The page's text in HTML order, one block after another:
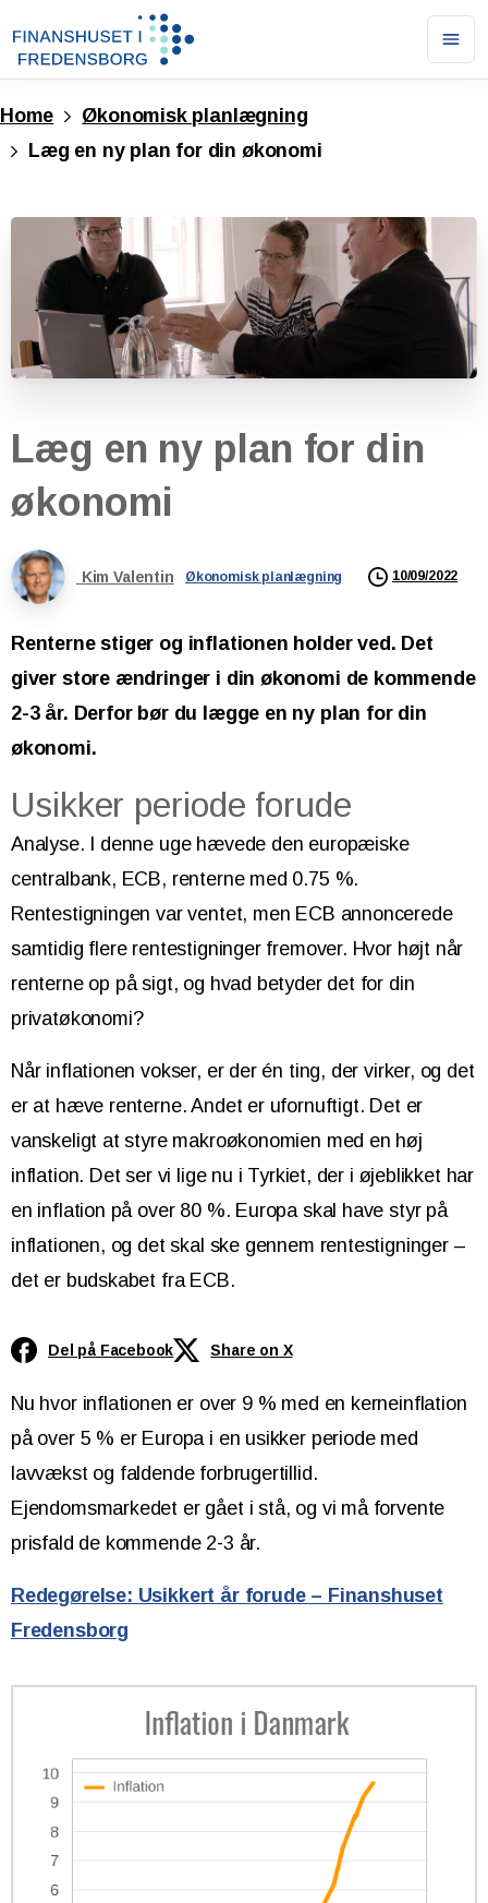
Home
Økonomisk planlægning
Læg en ny plan for din økonomi
Læg en ny plan for din
økonomi
Kim Valentin Økonomisk planlægning 10/09/2022
Renterne stiger og inflationen holder ved. Det
giver store ændringer i din økonomi de kommende
2-3 år. Derfor bør du lægge en ny plan for din
økonomi.
Usikker periode forude
Analyse. I denne uge hævede den europæiske
centralbank, ECB, renterne med 0.75 %.
Rentestigningen var ventet, men ECB annoncerede
samtidig flere rentestigninger fremover. Hvor højt når
renterne op på sigt, og hvad betyder det for din
privatøkonomi?
Når inflationen vokser, er der én ting, der virker, og det
er at hæve renterne. Andet er ufornuftigt. Det er
vanskeligt at styre makroøkonomien med en høj
inflation. Det ser vi lige nu i Tyrkiet, der i øjeblikket har
en inflation på over 80 %. Europa skal have styr på
inflationen, og det skal ske gennem rentestigninger –
det er budskabet fra ECB.
Del på Facebook Share on X
Nu hvor inflationen er over 9 % med en kerneinflation
på over 5 % er Europa i en usikker periode med
lavvækst og faldende forbrugertillid.
Ejendomsmarkedet er gået i stå, og vi må forvente
prisfald de kommende 2-3 år.
Redegørelse: Usikkert år forude – Finanshuset
Fredensborg